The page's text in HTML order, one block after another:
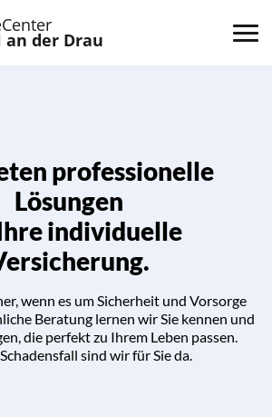
der Drau
professionelle
Lösungen
individuelle
wenn es um Sicherheit und Vorsorge
Beratung lernen wir Sie kennen und
die perfekt zu Ihrem Leben passen.
sind wir für Sie da.